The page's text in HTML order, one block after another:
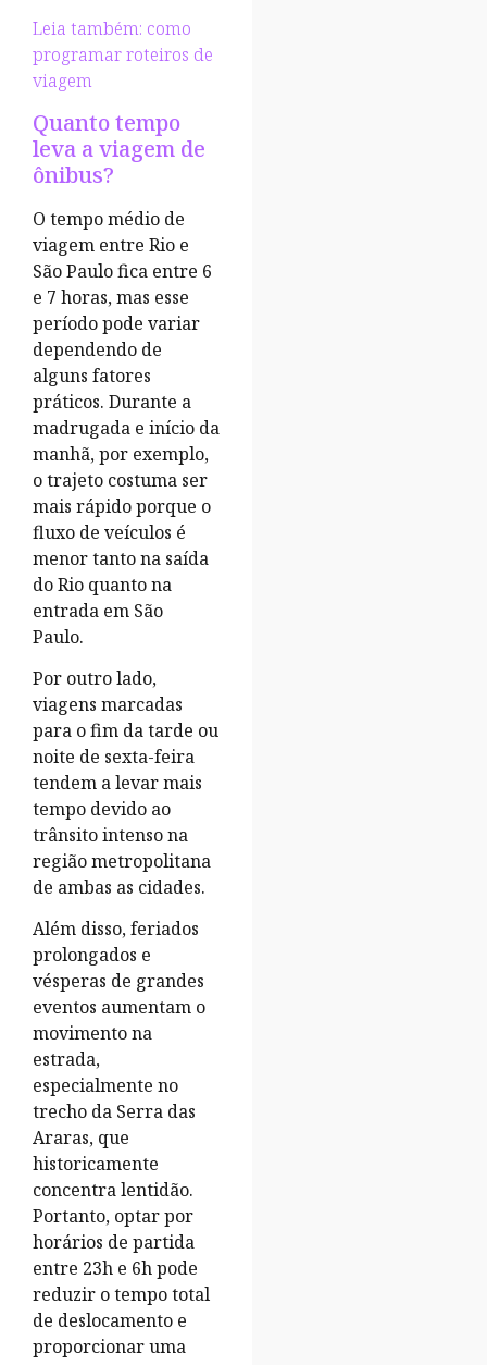
Leia também: como
programar roteiros de
viagem
Quanto tempo
leva a viagem de
ônibus?
O tempo médio de
viagem entre Rio e
São Paulo fica entre 6
e 7 horas, mas esse
período pode variar
dependendo de
alguns fatores
práticos. Durante a
madrugada e início da
manhã, por exemplo,
o trajeto costuma ser
mais rápido porque o
fluxo de veículos é
menor tanto na saída
do Rio quanto na
entrada em São
Paulo.
Por outro lado,
viagens marcadas
para o fim da tarde ou
noite de sexta-feira
tendem a levar mais
tempo devido ao
trânsito intenso na
região metropolitana
de ambas as cidades.
Além disso, feriados
prolongados e
vésperas de grandes
eventos aumentam o
movimento na
estrada,
especialmente no
trecho da Serra das
Araras, que
historicamente
concentra lentidão.
Portanto, optar por
horários de partida
entre 23h e 6h pode
reduzir o tempo total
de deslocamento e
proporcionar uma